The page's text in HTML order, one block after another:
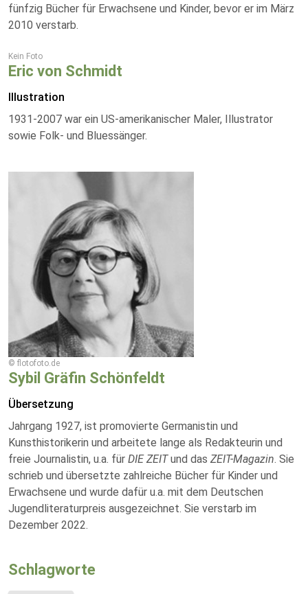
fünfzig Bücher für Erwachsene und Kinder, bevor er im März
2010 verstarb.
Kein Foto
Eric von Schmidt
Illustration
1931-2007 war ein US-amerikanischer Maler, Illustrator
sowie Folk- und Bluessänger.
© flotofoto.de
Sybil Gräfin Schönfeldt
Übersetzung
Jahrgang 1927, ist promovierte Germanistin und
Kunsthistorikerin und arbeitete lange als Redakteurin und
freie Journalistin, u.a. für DIE ZEITund das ZEIT-Magazin. Sie
schrieb und übersetzte zahlreiche Bücher für Kinder und
Erwachsene und wurde dafür u.a. mit dem Deutschen
Jugendliteraturpreis ausgezeichnet. Sie verstarb im
Dezember 2022.
Schlagworte